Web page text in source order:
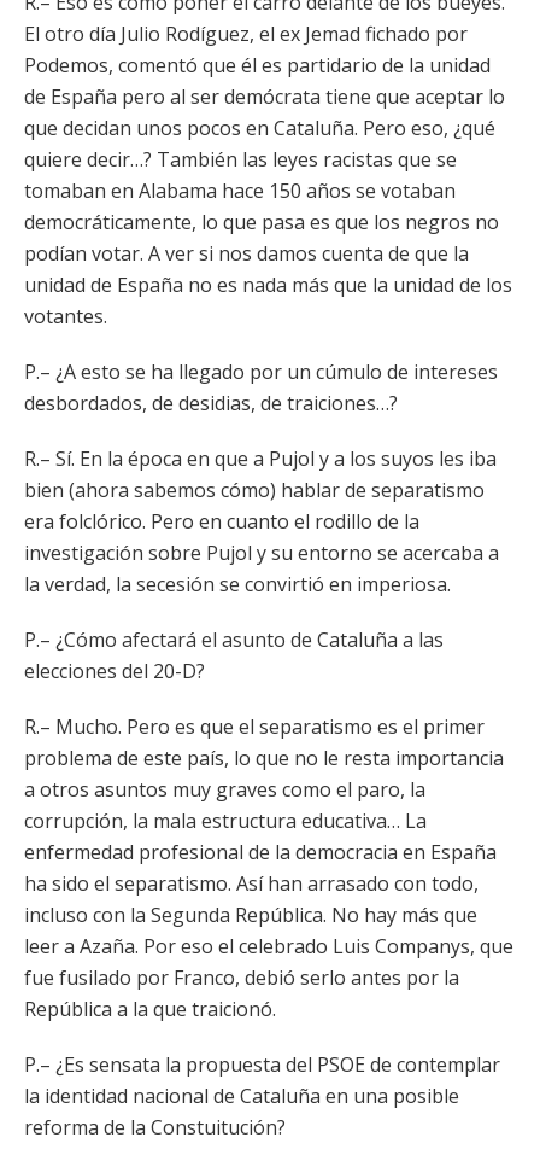
El otro día Julio Rodíguez, el ex Jemad fichado por
Podemos, comentó que él es partidario de la unidad
de España pero al ser demócrata tiene que aceptar lo
que decidan unos pocos en Cataluña. Pero eso, ¿qué
quiere decir…? También las leyes racistas que se
tomaban en Alabama hace 150 años se votaban
democráticamente, lo que pasa es que los negros no
podían votar. A ver si nos damos cuenta de que la
unidad de España no es nada más que la unidad de los
votantes.
P.– ¿A esto se ha llegado por un cúmulo de intereses
desbordados, de desidias, de traiciones…?
R.– Sí. En la época en que a Pujol y a los suyos les iba
bien (ahora sabemos cómo) hablar de separatismo
era folclórico. Pero en cuanto el rodillo de la
investigación sobre Pujol y su entorno se acercaba a
la verdad, la secesión se convirtió en imperiosa.
P.– ¿Cómo afectará el asunto de Cataluña a las
elecciones del 20-D?
R.– Mucho. Pero es que el separatismo es el primer
problema de este país, lo que no le resta importancia
a otros asuntos muy graves como el paro, la
corrupción, la mala estructura educativa… La
enfermedad profesional de la democracia en España
ha sido el separatismo. Así han arrasado con todo,
incluso con la Segunda República. No hay más que
leer a Azaña. Por eso el celebrado Luis Companys, que
fue fusilado por Franco, debió serlo antes por la
República a la que traicionó.
P.– ¿Es sensata la propuesta del PSOE de contemplar
la identidad nacional de Cataluña en una posible
reforma de la Constuitución?